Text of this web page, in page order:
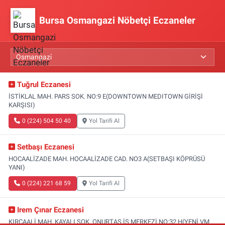
Bursa Osmangazi Nöbetçi Eczaneler
Tuğrul Eczanesi
İSTİKLAL MAH. PARS SOK. NO:9 E(DOWNTOWN MEDITOWN GİRİŞİ
KARŞISI)
0 (224) 504 50 40 Yol Tarifi Al
Setbaşı Eczanesi
HOCAALİZADE MAH. HOCAALİZADE CAD. NO3 A(SETBAŞI KÖPRÜSÜ
YANI)
0 (224) 221 68 59 Yol Tarifi Al
Irem Çınar Eczanesi
KIRCAALİ MAH. KAYALI SOK. ONURTAŞ İŞ MERKEZİ NO:32 H(YENİ VM